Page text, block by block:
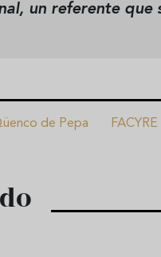
un referente
de Pepa FACYRE